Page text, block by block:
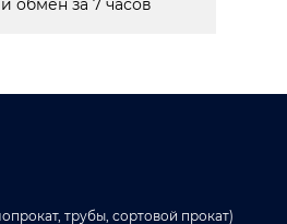
трубы, сортовой прокат)